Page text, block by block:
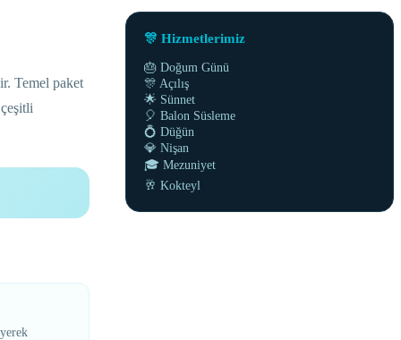
Temel paket
🎊 Hizmetlerimiz
🎂 Doğum Günü
🎊 Açılış
🌟 Sünnet
🎈 Balon Süsleme
💍 Düğün
💎 Nişan
🎓 Mezuniyet
🥂 Kokteyl